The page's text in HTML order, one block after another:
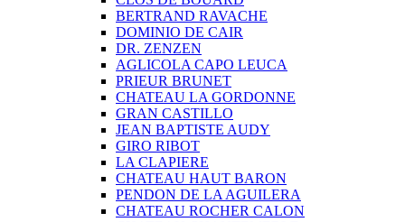
BERTRAND RAVACHE
DOMINIO DE CAIR
DR. ZENZEN
AGLICOLA CAPO LEUCA
PRIEUR BRUNET
CHATEAU LA GORDONNE
GRAN CASTILLO
JEAN BAPTISTE AUDY
GIRO RIBOT
LA CLAPIERE
CHATEAU HAUT BARON
PENDON DE LA AGUILERA
CHATEAU ROCHER CALON